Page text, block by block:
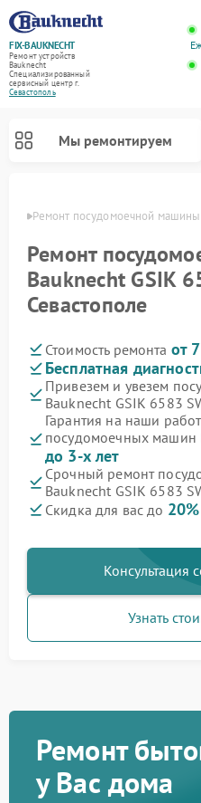
FIX-BAUKNECHT
Ремонт устройств
Bauknecht
Специализированный
cервисный центр г.
Севастополь
Мы ремонтируем
Ремонт посудомоечной машины
Ремонт
Bauknecht GSIK
Севастополе
Стоимость ремонта от
Бесплатная
Привезем и увезем
Bauknecht GSIK 6583
Гарантия на наши
посудомоечных машин
до 3-х лет
Срочный ремонт
Bauknecht GSIK 6583
Скидка для вас до 20%
Консультация
Узнать
Ремонт
у Вас дома